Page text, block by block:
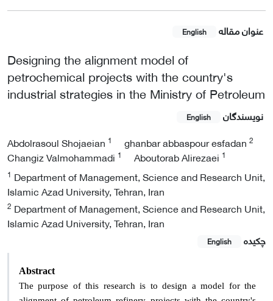
عنوان مقاله English
Designing the alignment model of
petrochemical projects with the country's
industrial strategies in the Ministry of Petroleum
نویسندگان English
Abdolrasoul Shojaeian 1 ghanbar abbaspour esfadan 2
Changiz Valmohammadi 1 Aboutorab Alirezaei 1
1 Department of Management, Science and Research Unit,
Islamic Azad University, Tehran, Iran
2 Department of Management, Science and Research Unit,
Islamic Azad University, Tehran, Iran
چکیده
English
Abstract
The purpose of this research is to design a model for the